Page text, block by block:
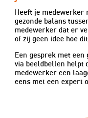
Heeft je medewerker
gezonde balans
medewerker dat er
of zij geen idee hoe
Een gesprek met
via beeldbellen helpt
medewerker een
eens met een expert